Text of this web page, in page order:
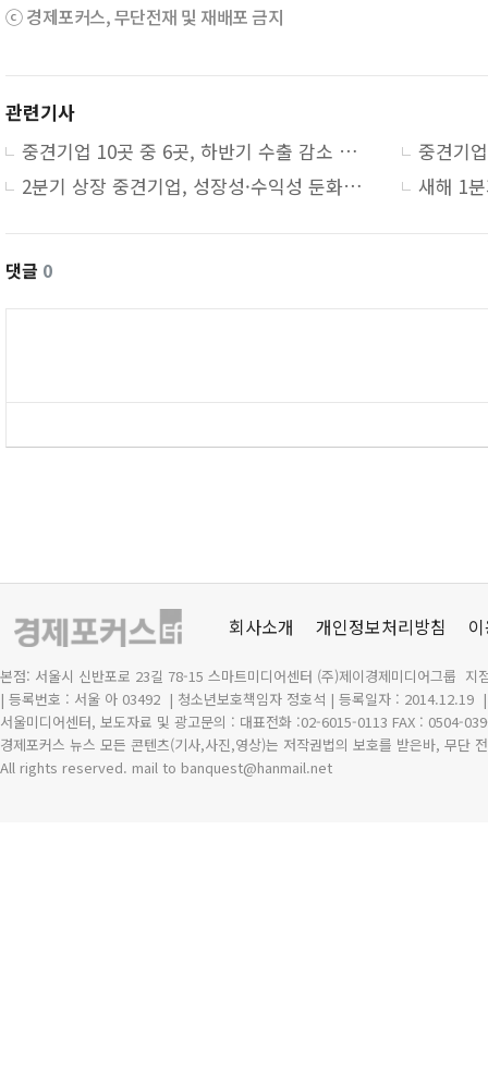
ⓒ 경제포커스, 무단전재 및 재배포 금지
관련기사
중견기업 10곳 중 6곳, 하반기 수출 감소 전망
2분기 상장 중견기업, 성장성·수익성 둔화…매출 2.8%p↓
댓글 0
회사소개 개인정보처리방침
본점: 서울시 신반포로 23길 78-15 스마트미디어센터 (주)제이경제미디어그룹 지
| 등록번호 : 서울 아 03492 | 청소년보호책임자 정호석 | 등록일자 : 2014.12.19
서울미디어센터, 보도자료 및 광고문의 : 대표전화 :02-6015-0113 FAX : 0504-
경제포커스 뉴스 모든 콘텐츠(기사,사진,영상)는 저작권법의 보호를 받은바, 무단
All rights reserved. mail to banquest@hanmail.net